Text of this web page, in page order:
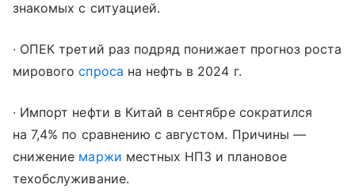
знакомых с ситуацией.
∙ ОПЕК третий раз подряд понижает прогноз роста
мировогоспроса на нефть в 2024 г.
∙ Импорт нефти в Китай в сентябре сократился
на 7,4% по сравнению с августом. Причины —
снижение маржи местных НПЗ и плановое
техобслуживание.